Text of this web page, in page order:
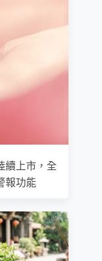
續上市，全
報功能